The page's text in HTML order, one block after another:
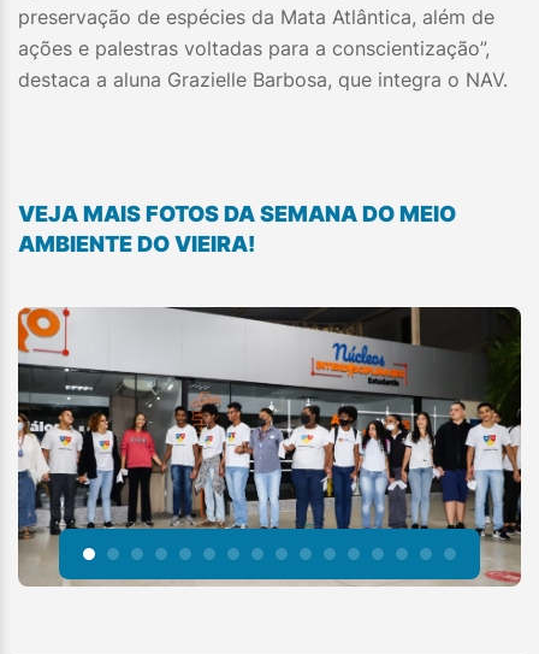
preservação de espécies da Mata Atlântica, além de
ações e palestras voltadas para a conscientização”,
destaca a aluna Grazielle Barbosa, que integra o NAV.
VEJA MAIS FOTOS DA SEMANA DO MEIO
AMBIENTE DO VIEIRA!